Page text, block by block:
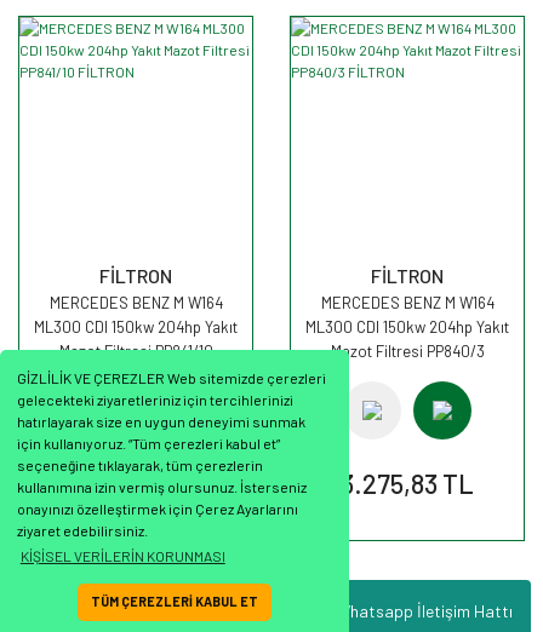
GİZLİLİK VE ÇEREZLER Web sitemizde çerezleri
gelecekteki ziyaretleriniz için tercihlerinizi
hatırlayarak size en uygun deneyimi sunmak
için kullanıyoruz. “Tüm çerezleri kabul et”
seçeneğine tıklayarak, tüm çerezlerin
kullanımına izin vermiş olursunuz. İsterseniz
onayınızı özelleştirmek için Çerez Ayarlarını
ziyaret edebilirsiniz.
KİŞİSEL VERİLERİN KORUNMASI
TÜM ÇEREZLERİ KABUL ET Whatsapp İletişim Hattı
FİLTRON
MERCEDES BENZ M W164
ML300 CDI 150kw 204hp Yakıt
Mazot Filtresi PP841/10
FİLTRON
1.466,53 TL
FİLTRON
MERCEDES BENZ M W164
ML300 CDI 150kw 204hp Yakıt
Mazot Filtresi PP840/3
3.275,83 TL